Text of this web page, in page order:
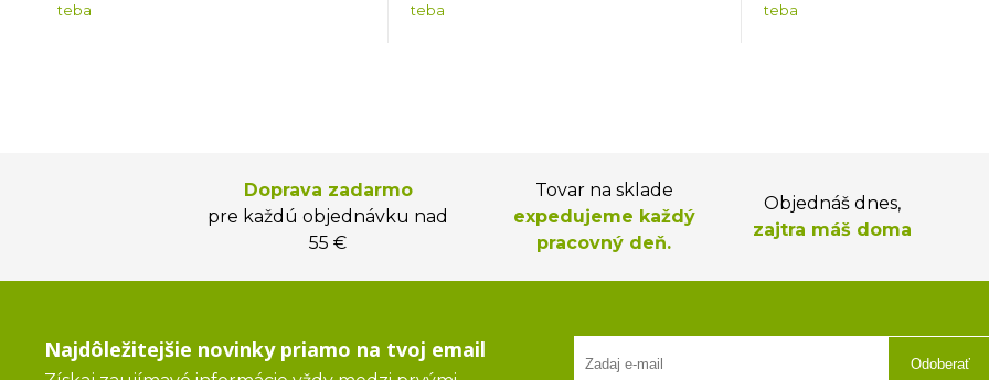
teba
teba
teba
Doprava zadarmo
pre každú objednávku nad
55 €
Tovar na sklade
expedujeme každý
pracovný deň.
Objednáš dnes,
zajtra máš doma
Najdôležitejšie novinky priamo na tvoj email
Odoberať